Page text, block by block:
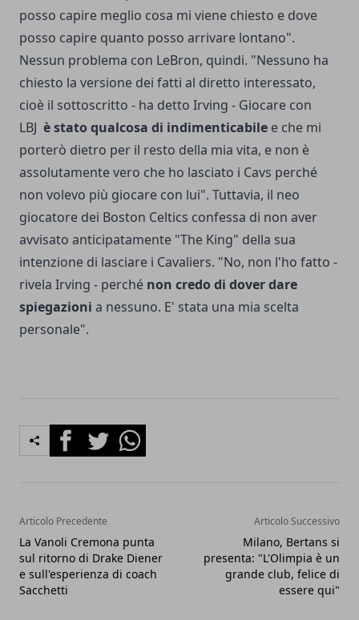
posso capire meglio cosa mi viene chiesto e dove
posso capire quanto posso arrivare lontano".
Nessun problema con LeBron, quindi. "Nessuno ha
chiesto la versione dei fatti al diretto interessato,
cioè il sottoscritto - ha detto Irving - Giocare con
LBJ è stato qualcosa di indimenticabile e che mi
porterò dietro per il resto della mia vita, e non è
assolutamente vero che ho lasciato i Cavs perché
non volevo più giocare con lui". Tuttavia, il neo
giocatore dei Boston Celtics confessa di non aver
avvisato anticipatamente "The King" della sua
intenzione di lasciare i Cavaliers. "No, non l'ho fatto -
rivela Irving - perché non credo di dover dare
spiegazioni a nessuno. E' stata una mia scelta
personale".
FacebookTwitterWhatsapp
Articolo Precedente
La Vanoli Cremona punta
sul ritorno di Drake Diener
e sull'esperienza di coach
Sacchetti
Articolo Successivo
Milano, Bertans si
presenta: "L'Olimpia è un
grande club, felice di
essere qui"